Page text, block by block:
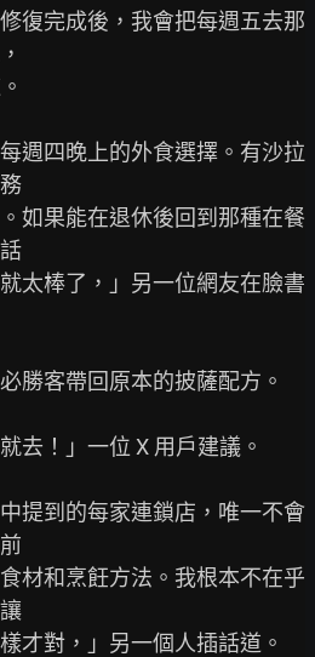
復完成後，我會把每週五去那
週四晚上的外食選擇。有沙拉
如果能在退休後回到那種在餐
太棒了，」另一位網友在臉書
勝客帶回原本的披薩配方。
去！」一位 X 用戶建議。
提到的每家連鎖店，唯一不會
材和烹飪方法。我根本不在乎
才對，」另一個人插話道。